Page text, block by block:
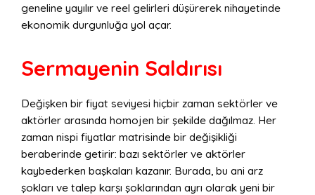
geneline yayılır ve reel gelirleri düşürerek nihayetinde
ekonomik durgunluğa yol açar.
Sermayenin Saldırısı
Değişken bir fiyat seviyesi hiçbir zaman sektörler ve
aktörler arasında homojen bir şekilde dağılmaz. Her
zaman nispi fiyatlar matrisinde bir değişikliği
beraberinde getirir: bazı sektörler ve aktörler
kaybederken başkaları kazanır. Burada, bu ani arz
şokları ve talep karşı şoklarından ayrı olarak yeni bir